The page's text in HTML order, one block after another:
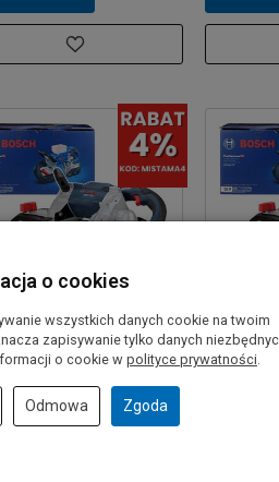
taśmowa
GCB 18V-127
2x5,0Ah
Pilarka
o cookies
wszystkich danych cookie na twoim
zapisywanie tylko danych
o cookie w polityce prywatności.
Odmowa Zgoda